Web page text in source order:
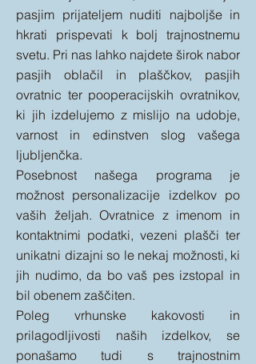
pasjim prijateljem nuditi najboljše in
hkrati prispevati k bolj trajnostnemu
svetu. Pri nas lahko najdete širok nabor
pasjih oblačil in plaščkov, pasjih
ovratnic ter pooperacijskih ovratnikov,
ki jih izdelujemo z mislijo na udobje,
varnost in edinstven slog vašega
ljubljenčka.
Posebnost našega programa je
možnost personalizacije izdelkov po
vaših željah. Ovratnice z imenom in
kontaktnimi podatki, vezeni plašči ter
unikatni dizajni so le nekaj možnosti, ki
jih nudimo, da bo vaš pes izstopal in
bil obenem zaščiten.
Poleg vrhunske kakovosti in
prilagodljivosti naših izdelkov, se
ponašamo tudi s trajnostnim